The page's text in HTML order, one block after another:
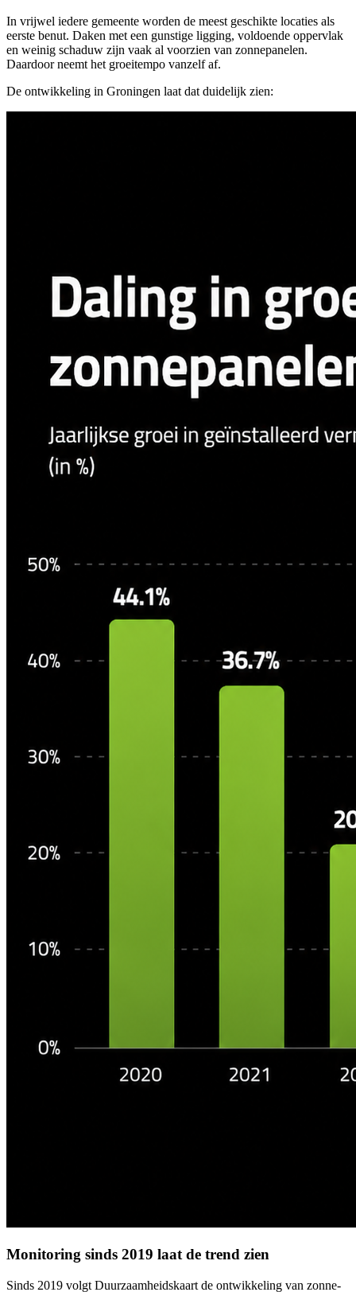
In vrijwel iedere gemeente worden de meest geschikte locaties als
eerste benut. Daken met een gunstige ligging, voldoende oppervlak
en weinig schaduw zijn vaak al voorzien van zonnepanelen.
Daardoor neemt het groeitempo vanzelf af.
De ontwikkeling in Groningen laat dat duidelijk zien:
Monitoring sinds 2019 laat de trend zien
Sinds 2019 volgt Duurzaamheidskaart de ontwikkeling van zonne-